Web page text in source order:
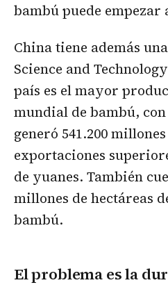
bambú puede
China tiene además
Science and
país es el mayor
mundial de bambú,
generó 541.200
exportaciones
de yuanes. También
millones de hectáreas
bambú.
El problema es la